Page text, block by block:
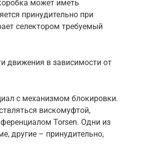
может иметь
принудительно при
селектором требуемый
движения в зависимости от
с механизмом блокировки.
вискомуфтой,
Torsen. Одни из
другие – принудительно,